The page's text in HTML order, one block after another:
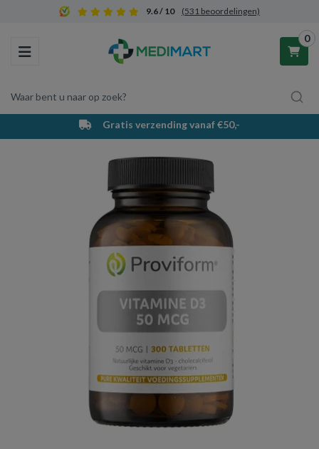
9.6 / 10 (531 beoordelingen)
Toggle navigation
Waar bent u naar op zoek?
0
Winkelwagen
Uw winkelwagen is leeg.
Vul hem met producten.
Gratis verzending vanaf €50,-